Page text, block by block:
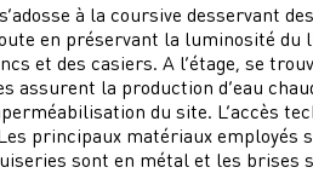
à la coursive desservant
en préservant la luminosité du
et des casiers. A l’étage, se
assurent la production d’eau
du site. L’accès
principaux matériaux employés
sont en métal et les brises